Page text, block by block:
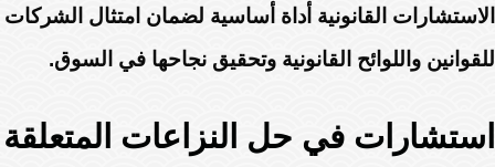
الاستشارات القانونية أداة أساسية لضمان امتثال الشركات
للقوانين واللوائح القانونية وتحقيق نجاحها في السوق.
استشارات في حل النزاعات المتعلقة